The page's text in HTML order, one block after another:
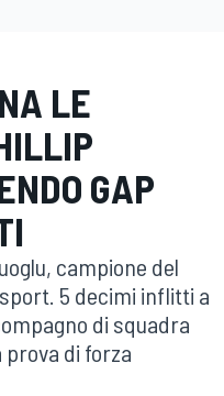
LE
GAP
campione del
5 decimi inflitti a
di squadra
di forza